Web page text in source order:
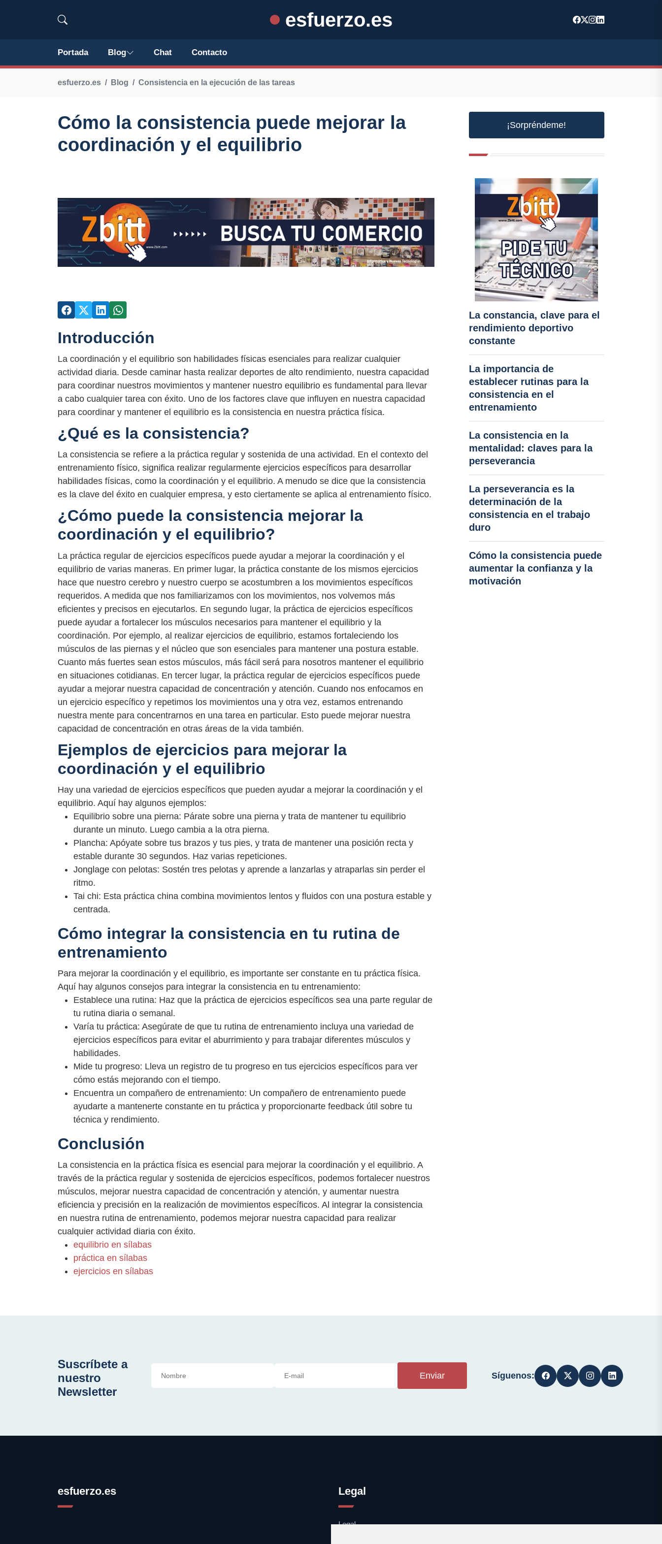
esfuerzo.es
Portada Blog Chat Contacto
esfuerzo.es Blog Consistencia en la ejecución de las tareas
Cómo la consistencia puede mejorar la
coordinación y el equilibrio
Introducción
La coordinación y el equilibrio son habilidades físicas esenciales para realizar cualquier
actividad diaria. Desde caminar hasta realizar deportes de alto rendimiento, nuestra capacidad
para coordinar nuestros movimientos y mantener nuestro equilibrio es fundamental para llevar
a cabo cualquier tarea con éxito. Uno de los factores clave que influyen en nuestra capacidad
para coordinar y mantener el equilibrio es la consistencia en nuestra práctica física.
¿Qué es la consistencia?
La consistencia se refiere a la práctica regular y sostenida de una actividad. En el contexto del
entrenamiento físico, significa realizar regularmente ejercicios específicos para desarrollar
habilidades físicas, como la coordinación y el equilibrio. A menudo se dice que la consistencia
es la clave del éxito en cualquier empresa, y esto ciertamente se aplica al entrenamiento físico.
¿Cómo puede la consistencia mejorar la
coordinación y el equilibrio?
La práctica regular de ejercicios específicos puede ayudar a mejorar la coordinación y el
equilibrio de varias maneras. En primer lugar, la práctica constante de los mismos ejercicios
hace que nuestro cerebro y nuestro cuerpo se acostumbren a los movimientos específicos
requeridos. A medida que nos familiarizamos con los movimientos, nos volvemos más
eficientes y precisos en ejecutarlos. En segundo lugar, la práctica de ejercicios específicos
puede ayudar a fortalecer los músculos necesarios para mantener el equilibrio y la
coordinación. Por ejemplo, al realizar ejercicios de equilibrio, estamos fortaleciendo los
músculos de las piernas y el núcleo que son esenciales para mantener una postura estable.
Cuanto más fuertes sean estos músculos, más fácil será para nosotros mantener el equilibrio
en situaciones cotidianas. En tercer lugar, la práctica regular de ejercicios específicos puede
ayudar a mejorar nuestra capacidad de concentración y atención. Cuando nos enfocamos en
un ejercicio específico y repetimos los movimientos una y otra vez, estamos entrenando
nuestra mente para concentrarnos en una tarea en particular. Esto puede mejorar nuestra
capacidad de concentración en otras áreas de la vida también.
Ejemplos de ejercicios para mejorar la
coordinación y el equilibrio
Hay una variedad de ejercicios específicos que pueden ayudar a mejorar la coordinación y el
equilibrio. Aquí hay algunos ejemplos:
Equilibrio sobre una pierna: Párate sobre una pierna y trata de mantener tu equilibrio
durante un minuto. Luego cambia a la otra pierna.
Plancha: Apóyate sobre tus brazos y tus pies, y trata de mantener una posición recta y
estable durante 30 segundos. Haz varias repeticiones.
Jonglage con pelotas: Sostén tres pelotas y aprende a lanzarlas y atraparlas sin perder el
ritmo.
Tai chi: Esta práctica china combina movimientos lentos y fluidos con una postura estable y
centrada.
Cómo integrar la consistencia en tu rutina de
entrenamiento
Para mejorar la coordinación y el equilibrio, es importante ser constante en tu práctica física.
Aquí hay algunos consejos para integrar la consistencia en tu entrenamiento:
Establece una rutina: Haz que la práctica de ejercicios específicos sea una parte regular de
tu rutina diaria o semanal.
Varía tu práctica: Asegúrate de que tu rutina de entrenamiento incluya una variedad de
ejercicios específicos para evitar el aburrimiento y para trabajar diferentes músculos y
habilidades.
Mide tu progreso: Lleva un registro de tu progreso en tus ejercicios específicos para ver
cómo estás mejorando con el tiempo.
Encuentra un compañero de entrenamiento: Un compañero de entrenamiento puede
ayudarte a mantenerte constante en tu práctica y proporcionarte feedback útil sobre tu
técnica y rendimiento.
Conclusión
La consistencia en la práctica física es esencial para mejorar la coordinación y el equilibrio. A
través de la práctica regular y sostenida de ejercicios específicos, podemos fortalecer nuestros
músculos, mejorar nuestra capacidad de concentración y atención, y aumentar nuestra
eficiencia y precisión en la realización de movimientos específicos. Al integrar la consistencia
en nuestra rutina de entrenamiento, podemos mejorar nuestra capacidad para realizar
cualquier actividad diaria con éxito.
equilibrio en sílabas
práctica en sílabas
ejercicios en sílabas
¡Sorpréndeme!
La constancia, clave para el
rendimiento deportivo
constante
La importancia de
establecer rutinas para la
consistencia en el
entrenamiento
La consistencia en la
mentalidad: claves para la
perseverancia
La perseverancia es la
determinación de la
consistencia en el trabajo
duro
Cómo la consistencia puede
aumentar la confianza y la
motivación
Suscríbete a
nuestro
Newsletter
Enviar Síguenos:
esfuerzo.es Legal
Legal